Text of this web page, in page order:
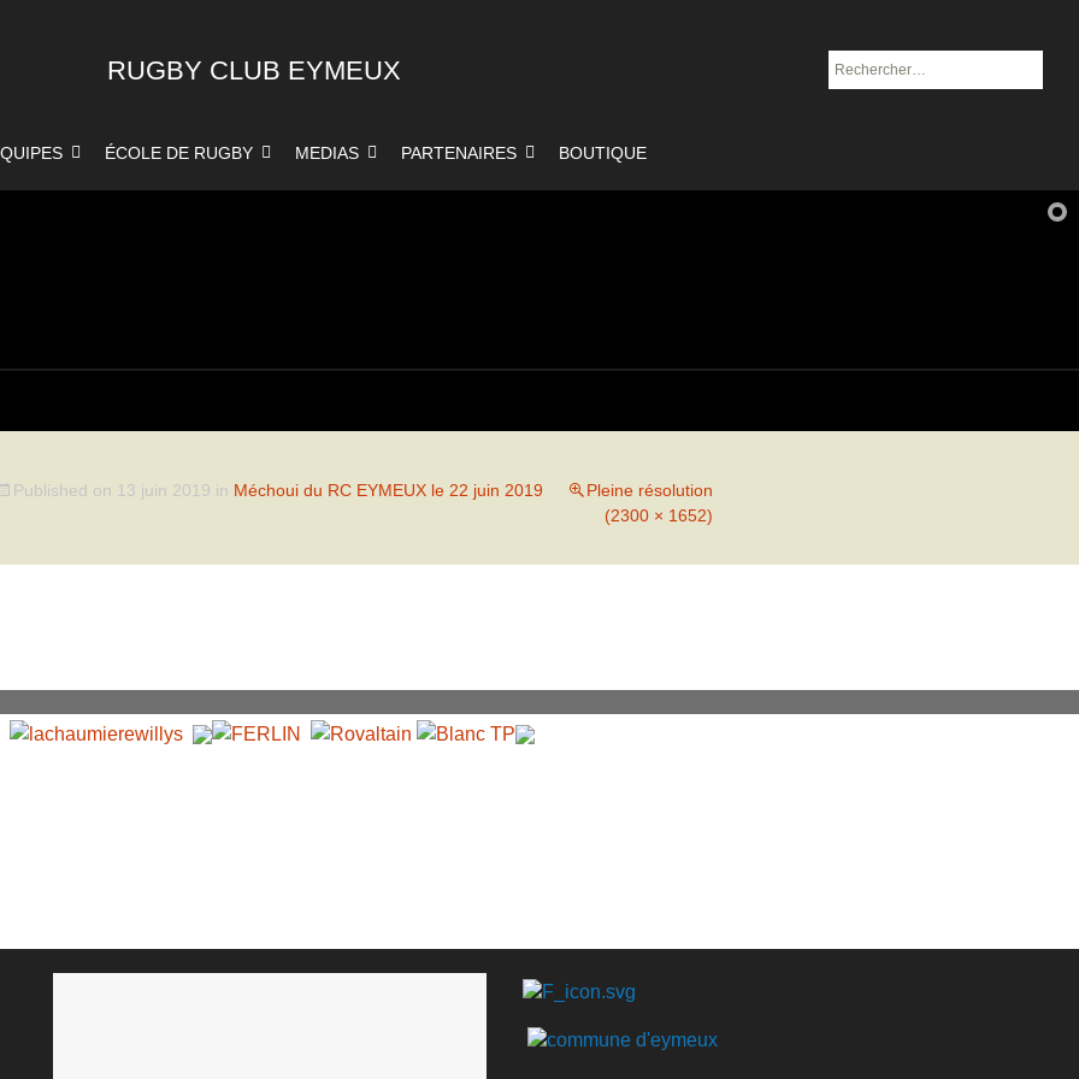
RUGBY CLUB EYMEUX Rechercher :
ÉCOLE DE RUGBY MEDIAS PARTENAIRES BOUTIQUE
Published on 13 juin 2019 in Méchoui du RC EYMEUX le 22 juin 2019
Pleine résolution
(2300 × 1652)